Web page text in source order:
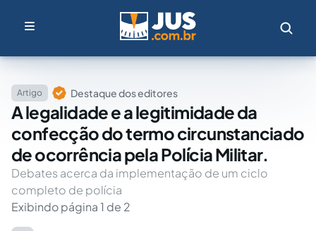
Artigo Destaque dos editores
A legalidade e a legitimidade da
confecção do termo circunstanciado
de ocorrência pela Polícia Militar.
Debates acerca da implementação de um ciclo
completo de polícia
Exibindo página 1 de 2